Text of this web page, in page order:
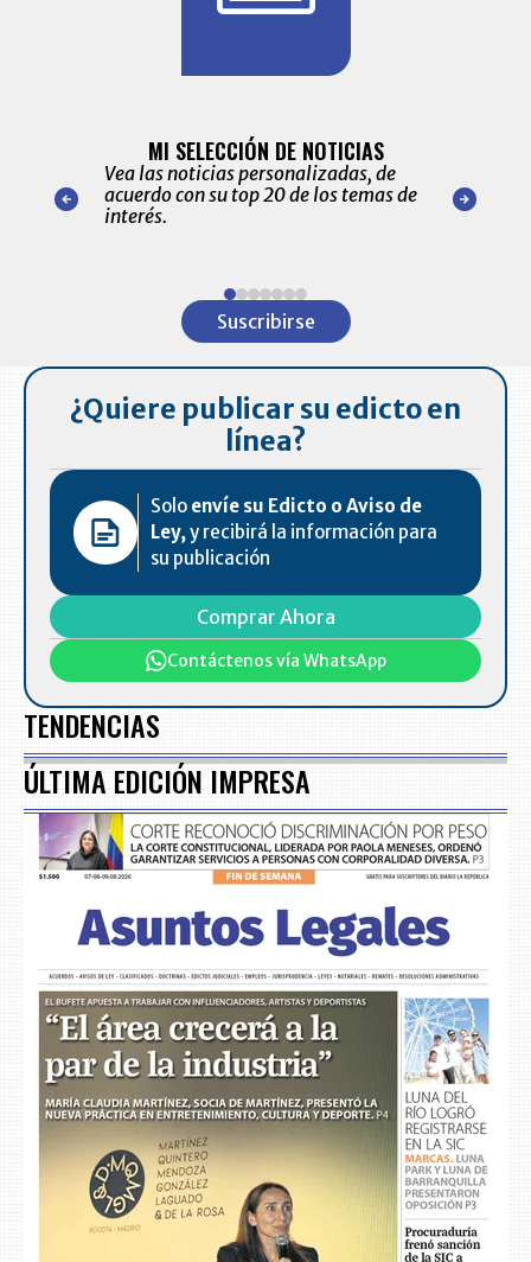
nuestro
para
MI SELECCIÓN DE NOTICIAS
Vea las noticias personalizadas, de
acuerdo con su top 20 de los temas de
interés.
de las
Suscribirse
¿Quiere publicar su edicto en
línea?
Solo envíe su Edicto o Aviso de
Ley,y recibirá la información para
su publicación
Comprar Ahora
Contáctenos vía WhatsApp
TENDENCIAS
ÚLTIMA EDICIÓN IMPRESA